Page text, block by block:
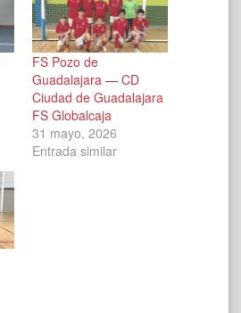
FS Pozo de
Guadalajara — CD
Ciudad de Guadalajara
FS Globalcaja
31 mayo, 2026
Entrada similar